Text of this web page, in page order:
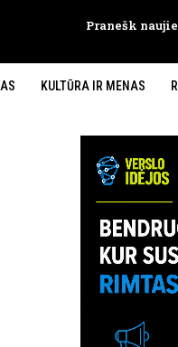
Pranešk
KULTŪRA IR MENAS